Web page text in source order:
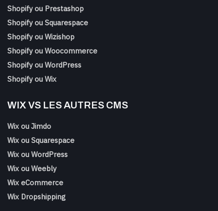
Shopify ou Prestashop
Shopify ou Squarespace
Shopify ou Wizishop
Shopify ou Woocommerce
Shopify ou WordPress
Shopify ou Wix
WIX VS LES AUTRES CMS
Wix ou Jimdo
Wix ou Squarespace
Wix ou WordPress
Wix ou Weebly
Wix eCommerce
Wix Dropshipping